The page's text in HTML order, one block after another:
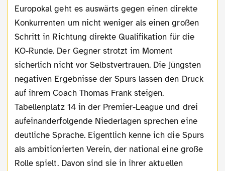
Europokal geht es auswärts gegen einen direkte
Konkurrenten um nicht weniger als einen großen
Schritt in Richtung direkte Qualifikation für die
KO-Runde. Der Gegner strotzt im Moment
sicherlich nicht vor Selbstvertrauen. Die jüngsten
negativen Ergebnisse der Spurs lassen den Druck
auf ihrem Coach Thomas Frank steigen.
Tabellenplatz 14 in der Premier-League und drei
aufeinanderfolgende Niederlagen sprechen eine
deutliche Sprache. Eigentlich kenne ich die Spurs
als ambitionierten Verein, der national eine große
Rolle spielt. Davon sind sie in ihrer aktuellen